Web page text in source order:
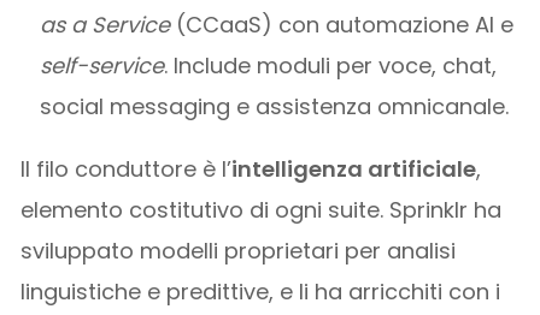
as a Service(CCaaS) con automazione AI e
self-service. Include moduli per voce, chat,
social messaging e assistenza omnicanale.
Il filo conduttore è l’intelligenza artificiale,
elemento costitutivo di ogni suite. Sprinklr ha
sviluppato modelli proprietari per analisi
linguistiche e predittive, e li ha arricchiti con i